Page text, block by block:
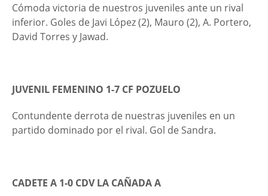
Cómoda victoria de nuestros juveniles ante un rival
inferior. Goles de Javi López (2), Mauro (2), A. Portero,
David Torres y Jawad.
JUVENIL FEMENINO 1-7 CF POZUELO
Contundente derrota de nuestras juveniles en un
partido dominado por el rival. Gol de Sandra.
CADETE A 1-0 CDV LA CAÑADA A